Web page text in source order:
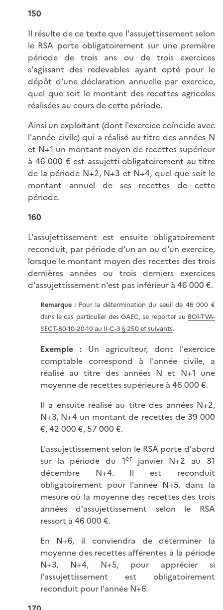
150
Il résulte de ce texte que l'assujettissement selon
le RSA porte obligatoirement sur une première
période de trois ans ou de trois exercices
s'agissant des redevables ayant opté pour le
dépôt d'une déclaration annuelle par exercice,
quel que soit le montant des recettes agricoles
réalisées au cours de cette période.
Ainsi un exploitant (dont l'exercice coïncide avec
l'année civile) qui a réalisé au titre des années N
et N+1 un montant moyen de recettes supérieur
à 46 000 € est assujetti obligatoirement au titre
de la période N+2, N+3 et N+4, quel que soit le
montant annuel de ses recettes de cette
période.
160
L'assujettissement est ensuite obligatoirement
reconduit, par période d'un an ou d'un exercice,
lorsque le montant moyen des recettes des trois
dernières années ou trois derniers exercices
d'assujettissement n'est pas inférieur à 46 000 €.
Remarque : Pour la détermination du seuil de 46 000 €
dans le cas particulier des GAEC, se reporter au BOI-TVA-
SECT-80-10-20-10 au II-C-3 § 250 et suivants.
Exemple :Un agriculteur, dont l'exercice
comptable correspond à l'année civile, a
réalisé au titre des années N et N+1 une
moyenne de recettes supérieure à 46 000 €.
Il a ensuite réalisé au titre des années N+2,
N+3, N+4 un montant de recettes de 39 000
€, 42 000 €, 57 000 €.
L'assujettissement selon le RSA porte d'abord
sur la période du 1erjanvier N+2 au 31
décembre N+4. Il est reconduit
obligatoirement pour l'année N+5, dans la
mesure où la moyenne des recettes des trois
années d'assujettissement selon le RSA
ressort à 46 000 €.
En N+6, il conviendra de déterminer la
moyenne des recettes afférentes à la période
N+3, N+4, N+5, pour apprécier si
l'assujettissement est obligatoirement
reconduit pour l'année N+6.